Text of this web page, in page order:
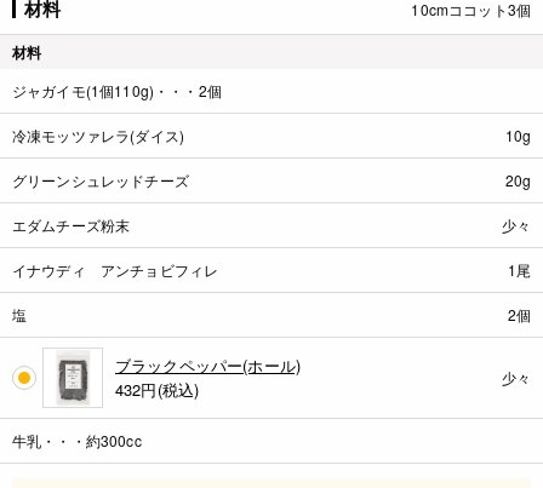
材料 10cmココット3個
材料
ジャガイモ(1個110g)・・・2個
冷凍モッツァレラ(ダイス) 10g
グリーンシュレッドチーズ 20g
エダムチーズ粉末 少々
イナウディ アンチョビフィレ 1尾
塩 2個
ブラックペッパー(ホール)
432円(税込)
少々
牛乳・・・約300cc